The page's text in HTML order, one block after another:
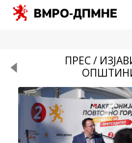
ПРЕС /